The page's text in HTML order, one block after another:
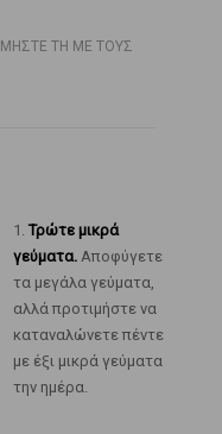
ΤΗ ΜΕ ΤΟΥΣ
1. Τρώτε μικρά
γεύματα.Αποφύγετε
τα μεγάλα γεύματα,
αλλά προτιμήστε να
καταναλώνετε πέντε
με έξι μικρά γεύματα
την ημέρα.